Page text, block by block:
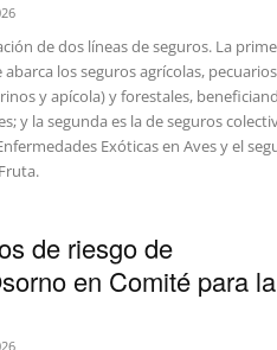
de dos líneas de seguros. La
los seguros agrícolas, pecuarios
y apícola) y forestales,
y la segunda es la de seguros
Exóticas en Aves y el
de riesgo de
en Comité para la